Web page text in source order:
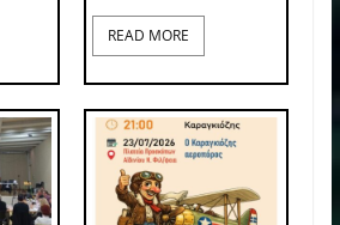
READ MORE